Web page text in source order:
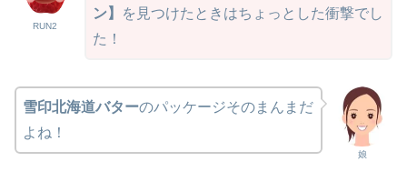
RUN2
ン】
を見つけたときはちょっとした衝撃でし
た！
娘
雪印北海道バターのパッケージそのまんまだ
よね！